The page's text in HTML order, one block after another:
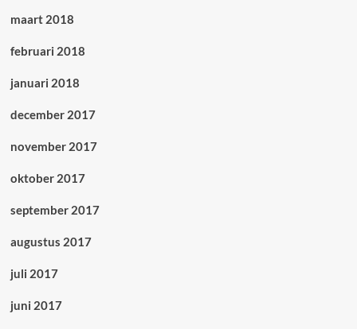
maart 2018
februari 2018
januari 2018
december 2017
november 2017
oktober 2017
september 2017
augustus 2017
juli 2017
juni 2017